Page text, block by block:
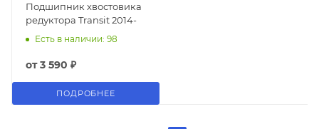
Подшипник хвостовика
редуктора Transit 2014-
Есть в наличии: 98
от3 590 ₽
ПОДРОБНЕЕ